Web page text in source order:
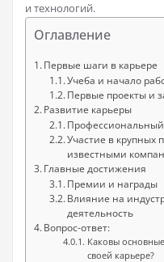
и технологий.
Оглавление
Первые шаги в карьере
Учеба и начало
Первые проекты и
Развитие карьеры
Участие в крупных
известными
Главные достижения
Премии и награды
Влияние на
деятельность
Вопрос-ответ:
Каковы
своей карьере?